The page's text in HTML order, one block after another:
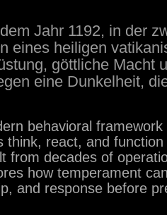
Jahr 1192, in der
eines heiligen
göttliche Macht
eine Dunkelheit,
behavioral
think, react, and
from decades of
how temperament
and response before